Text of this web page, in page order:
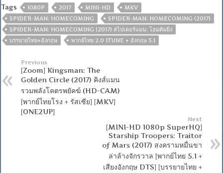
Tags 1080P 2017 MINI-HD
MKV
SPIDER-MAN: HOMECOMING
SPIDER-MAN: HOMECOMING (2017)
SPIDER-MAN: HOMECOMING (2017) สไปเดอร์แมน: โฮมคัมมิ่ง
บรรยายไทย+อังกฤษ
พากย์ไทย 2.0 ITUNE + อังกฤษ 5.1
Previous
[Zoom] Kingsman: The
Golden Circle (2017) คิงส์แมน
รวมพลังโคตรพยัคฆ์ (HD-CAM)
[พากย์ไทยโรง + รัสเซีย] [MKV]
[ONE2UP]
Next
[MINI-HD 1080p SuperHQ]
Starship Troopers: Traitor
of Mars (2017) สงครามหมื่นขา
ล่าล้างจักรวาล [พากย์ไทย 5.1 +
เสียงอังกฤษ DTS] [บรรยายไทย +